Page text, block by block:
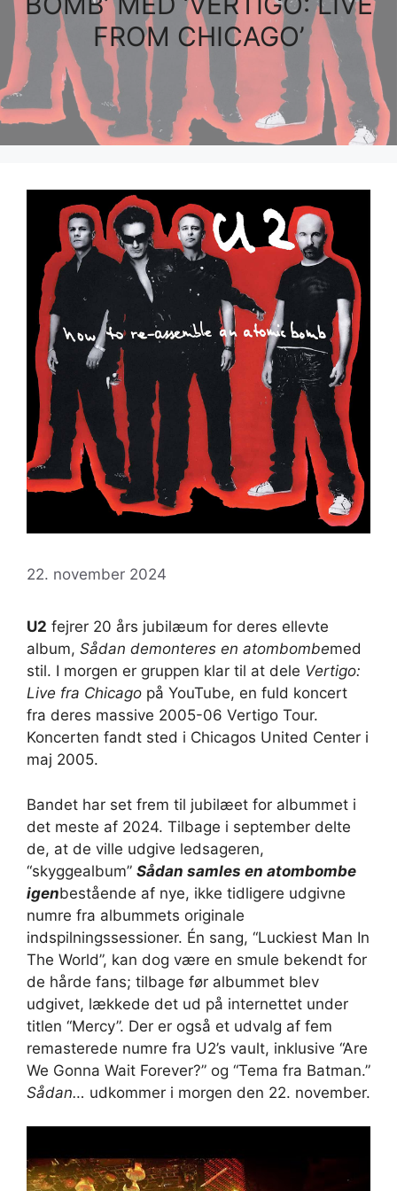
FROM CHICAGO’
22. november 2024
U2 fejrer 20 års jubilæum for deres ellevte
album, Sådan demonteres en atombombemed
stil. I morgen er gruppen klar til at dele Vertigo:
Live fra Chicago på YouTube, en fuld koncert
fra deres massive 2005-06 Vertigo Tour.
Koncerten fandt sted i Chicagos United Center i
maj 2005.
Bandet har set frem til jubilæet for albummet i
det meste af 2024. Tilbage i september delte
de, at de ville udgive ledsageren,
“skyggealbum” Sådan samles en atombombe
igenbestående af nye, ikke tidligere udgivne
numre fra albummets originale
indspilningssessioner. Én sang, “Luckiest Man In
The World”, kan dog være en smule bekendt for
de hårde fans; tilbage før albummet blev
udgivet, lækkede det ud på internettet under
titlen “Mercy”. Der er også et udvalg af fem
remasterede numre fra U2’s vault, inklusive “Are
We Gonna Wait Forever?” og “Tema fra Batman.”
Sådan… udkommer i morgen den 22. november.